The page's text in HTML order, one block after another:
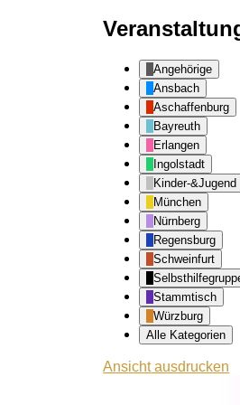
Angehörige
Ansbach
Aschaffenburg
Bayreuth
Erlangen
Ingolstadt
Kinder-&Jugend
München
Nürnberg
Regensburg
Schweinfurt
Stammtisch
Würzburg
Alle Kategorien
Ansichtausdrucken